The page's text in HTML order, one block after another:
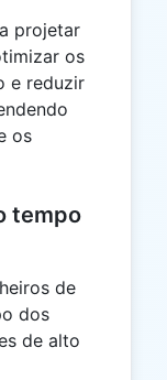
projetar
os
e reduzir
os
tempo
de
dos
de alto